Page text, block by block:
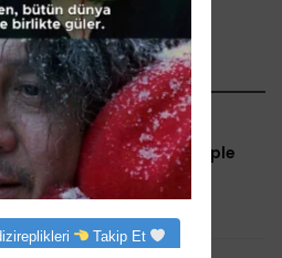
Sezon 28 Ağustos’ta Apple
Evrenler Yeniden Açılıyor
Takip Et